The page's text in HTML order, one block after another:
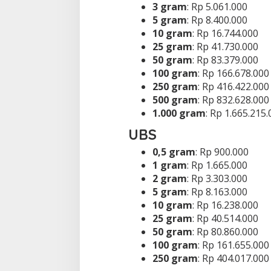
3 gram: Rp 5.061.000
5 gram: Rp 8.400.000
10 gram: Rp 16.744.000
25 gram: Rp 41.730.000
50 gram: Rp 83.379.000
100 gram: Rp 166.678.000
250 gram: Rp 416.422.000
500 gram: Rp 832.628.000
1.000 gram: Rp
UBS
0,5 gram: Rp 900.000
1 gram: Rp 1.665.000
2 gram: Rp 3.303.000
5 gram: Rp 8.163.000
10 gram: Rp 16.238.000
25 gram: Rp 40.514.000
50 gram: Rp 80.860.000
100 gram: Rp 161.655.000
250 gram: Rp 404.017.000